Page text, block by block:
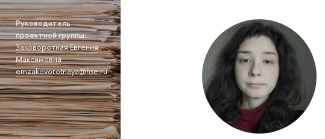
Руководитель
проектной группы:
Заковоротная Евгения
Максимовна
emzakovorotnaya@hse.ru